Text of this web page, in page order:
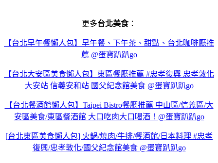
更多台北美食：
【台北早午餐懶人包】早午餐、下午茶、甜點、台北咖啡廳推
薦 @蛋寶趴趴go
【台北大安區美食懶人包】東區餐廳推薦 #忠孝復興 忠孝敦化
大安站 信義安和站 國父紀念館美食 @蛋寶趴趴go
【台北餐酒館懶人包】Taipei Bistro餐廳推薦 中山區/信義區/大
安區美食/東區餐酒館 大口吃肉大口喝酒！@蛋寶趴趴go
[台北東區美食懶人包] 火鍋/燒肉/牛排/餐酒館/日本料理 #忠孝
復興/忠孝敦化/國父紀念館美食 @蛋寶趴趴go